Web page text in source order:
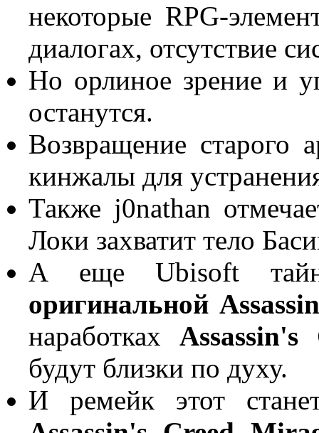
некоторые RPG-
диалогах, отсутствие
Но орлиное зрение и
останутся.
Возвращение старого
кинжалы для
Также j0nathan
Локи захватит тело
А еще Ubisoft
оригинальной
наработках
будут близки по духу.
И ремейк этот